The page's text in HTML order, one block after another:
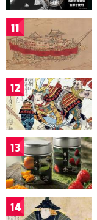
11
12
13
14